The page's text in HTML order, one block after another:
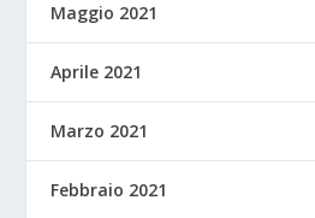
Maggio 2021
Aprile 2021
Marzo 2021
Febbraio 2021